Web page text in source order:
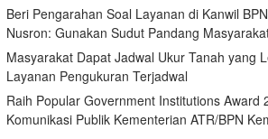
Beri Pengarahan Soal Layanan di Kanwil
Nusron: Gunakan Sudut Pandang
Masyarakat Dapat Jadwal Ukur Tanah yang
Layanan Pengukuran Terjadwal
Raih Popular Government Institutions Award
Komunikasi Publik Kementerian ATR/BPN